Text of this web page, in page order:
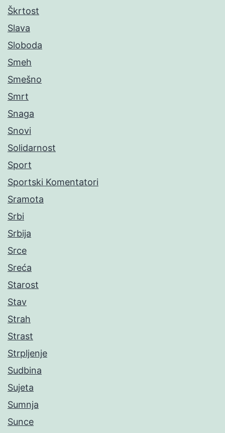
Škrtost
Slava
Sloboda
Smeh
Smešno
Smrt
Snaga
Snovi
Solidarnost
Sport
Sportski Komentatori
Sramota
Srbi
Srbija
Srce
Sreća
Starost
Stav
Strah
Strast
Strpljenje
Sudbina
Sujeta
Sumnja
Sunce